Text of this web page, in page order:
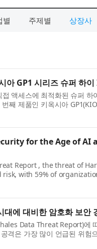
별 주제별 상장사
GP1 시리즈 슈퍼 하이
액세스에 최적화된 슈퍼 하
째 제품인 키옥시아
초에 소개된 키옥시아 GP 시
for the Age of AI
Report , the threat of
risk, with 59% of
quantum cryptography
에 대비한 암호화 보안
Data Threat Report)에
격은 가장 많이 언급된 위험
호(PQC) 알고리즘의 프로토